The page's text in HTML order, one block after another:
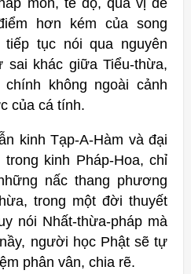
hơn kém của song
tục nói qua nguyên
sai khác giữa Tiểu-thừa,
không ngoài cảnh
của cá tính.
kinh Tạp-A-Hàm và đại
kinh Pháp-Hoa, chỉ
nấc thang phương
trong một đời thuyết
nói Nhất-thừa-pháp mà
người học Phật sẽ tự
phân vân, chia rẽ.